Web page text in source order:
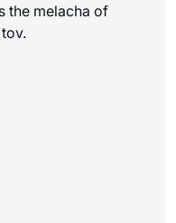
the melacha of